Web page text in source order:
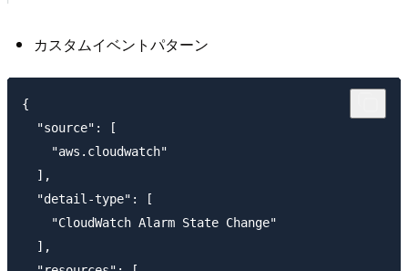
カスタムイベントパターン
{
  "source": [
    "aws.cloudwatch"
  ],
  "detail-type": [
    "CloudWatch Alarm State Change"
  ],